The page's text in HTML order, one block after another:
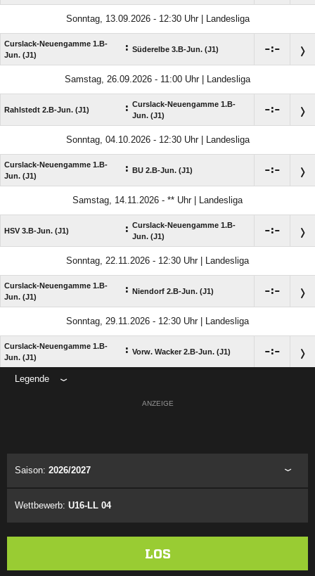
Sonntag, 13.09.2026 - 12:30 Uhr | Landesliga
Curslack-Neuengamme 1.B-
Jun. (J1)
: Süderelbe 3.B-Jun. (J1) :
Samstag, 26.09.2026 - 11:00 Uhr | Landesliga
Rahlstedt 2.B-Jun. (J1) : Curslack-Neuengamme 1.B-
Jun. (J1)
:
Sonntag, 04.10.2026 - 12:30 Uhr | Landesliga
Curslack-Neuengamme 1.B-
Jun. (J1)
: BU 2.B-Jun. (J1) :
Samstag, 14.11.2026 - ** Uhr | Landesliga
HSV 3.B-Jun. (J1) : Curslack-Neuengamme 1.B-
Jun. (J1)
:
Sonntag, 22.11.2026 - 12:30 Uhr | Landesliga
Curslack-Neuengamme 1.B-
Jun. (J1)
: Niendorf 2.B-Jun. (J1) :
Sonntag, 29.11.2026 - 12:30 Uhr | Landesliga
Curslack-Neuengamme 1.B-
Jun. (J1)
: Vorw. Wacker 2.B-Jun. (J1) :
Legende
ANZEIGE
Saison: 2026/2027
Wettbewerb: U16-LL 04
LOS